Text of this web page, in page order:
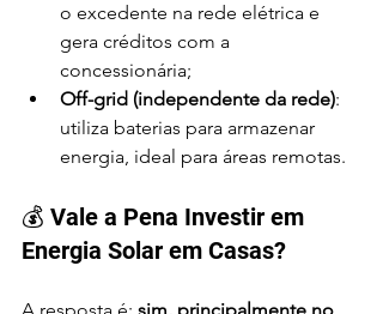
o excedente na rede elétrica e
gera créditos com a
concessionária;
Off-grid (independente da rede):
utiliza baterias para armazenar
energia, ideal para áreas remotas.
💰 Vale a Pena Investir em
Energia Solar em Casas?